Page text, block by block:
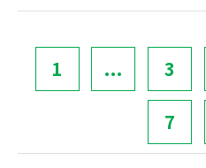
1 ... 3
7